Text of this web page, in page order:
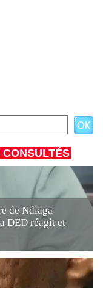
de Ndiaga
DED réagit et